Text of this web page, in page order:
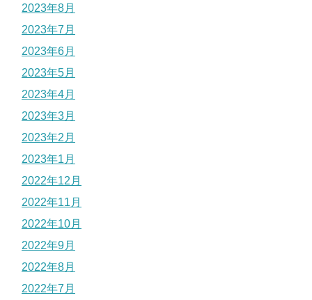
2023年8月
2023年7月
2023年6月
2023年5月
2023年4月
2023年3月
2023年2月
2023年1月
2022年12月
2022年11月
2022年10月
2022年9月
2022年8月
2022年7月